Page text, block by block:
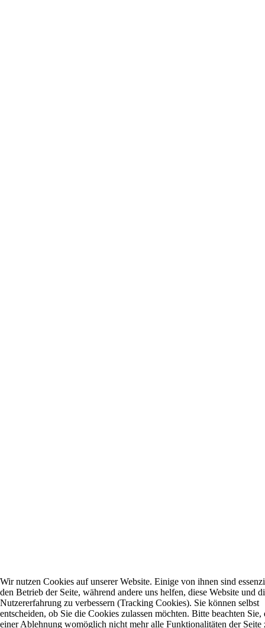
Wir nutzen Cookies auf unserer Website. Einige von ihnen sind
den Betrieb der Seite, während andere uns helfen, diese Website und
Nutzererfahrung zu verbessern (Tracking Cookies). Sie können selbst
entscheiden, ob Sie die Cookies zulassen möchten. Bitte beachten Sie,
einer Ablehnung womöglich nicht mehr alle Funktionalitäten der Seite